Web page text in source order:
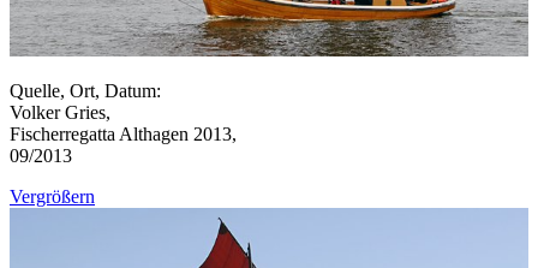
Quelle, Ort, Datum:
Volker Gries,
Fischerregatta Althagen 2013,
09/2013
Vergrößern